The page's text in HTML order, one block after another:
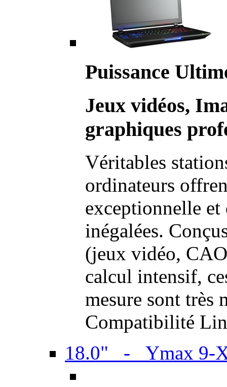
Puissance
Jeux vidéos,
graphiques
Véritables
ordinateurs
exceptionnelle et
inégalées.
(jeux vidéo,
calcul intensif,
mesure sont très
Compatibilité
18.0" - Ymax 9-